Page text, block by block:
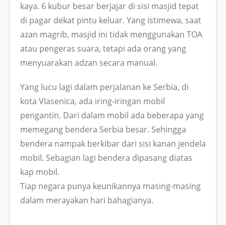
kaya. 6 kubur besar berjajar di sisi masjid tepat
di pagar dekat pintu keluar. Yang istimewa, saat
azan magrib, masjid ini tidak menggunakan TOA
atau pengeras suara, tetapi ada orang yang
menyuarakan adzan secara manual.
Yang lucu lagi dalam perjalanan ke Serbia, di
kota Vlasenica, ada iring-iringan mobil
pengantin. Dari dalam mobil ada beberapa yang
memegang bendera Serbia besar. Sehingga
bendera nampak berkibar dari sisi kanan jendela
mobil. Sebagian lagi bendera dipasang diatas
kap mobil.
Tiap negara punya keunikannya masing-masing
dalam merayakan hari bahagianya.